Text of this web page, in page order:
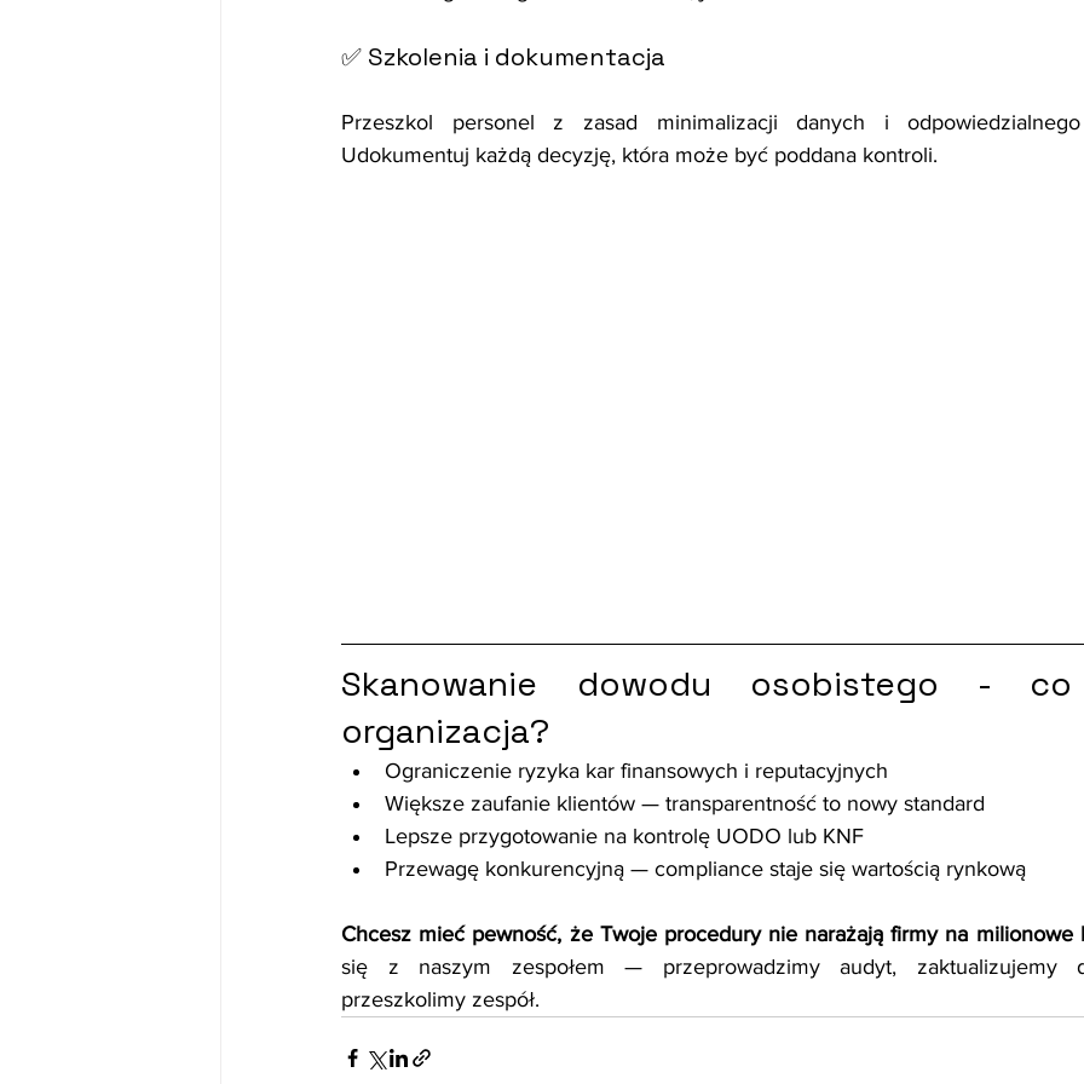
✅ Szkolenia i dokumentacja
Przeszkol personel z zasad minimalizacji danych i odpowiedzialnego
Udokumentuj każdą decyzję, która może być poddana kontroli.
Skanowanie dowodu osobistego -
organizacja?
Ograniczenie ryzyka kar finansowych i reputacyjnych
Większe zaufanie klientów — transparentność to nowy standard
Lepsze przygotowanie na kontrolę UODO lub KNF
Przewagę konkurencyjną — compliance staje się wartością rynkową
Chcesz mieć pewność, że Twoje procedury nie narażają firmy na milionowe
się z naszym zespołem — przeprowadzimy audyt, zaktualizujemy
przeszkolimy zespół.